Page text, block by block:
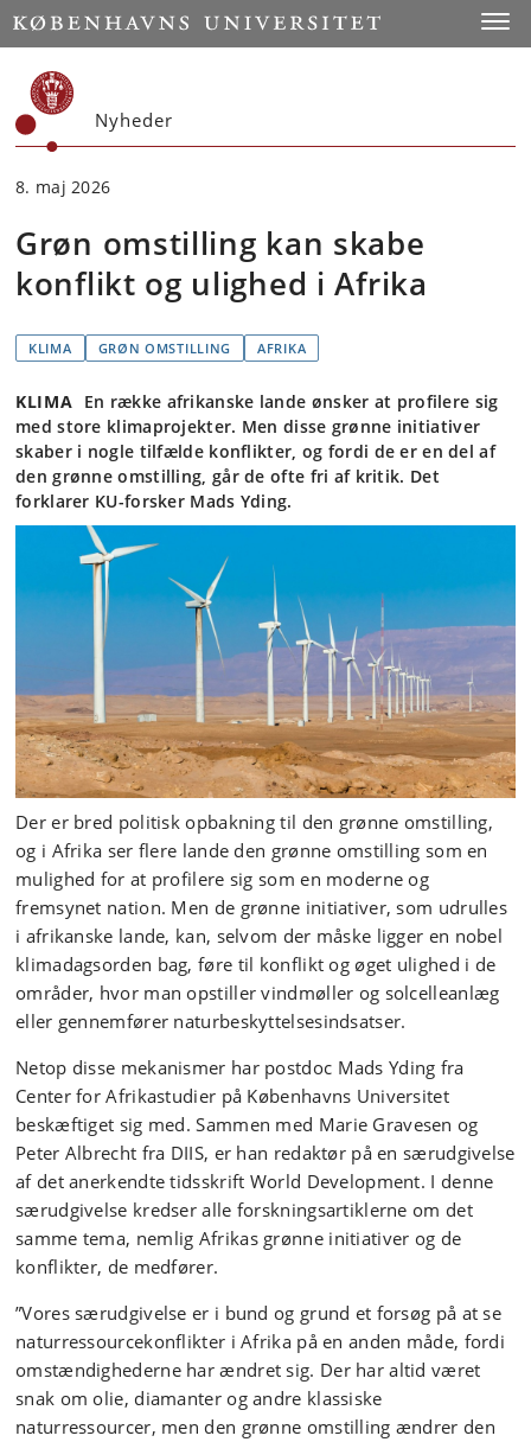
Start
Nyheder
8. maj 2026
Grøn omstilling kan skabe
konflikt og ulighed i Afrika
KLIMA GRØN OMSTILLING AFRIKA
KLIMA En række afrikanske lande ønsker at profilere sig
med store klimaprojekter. Men disse grønne initiativer
skaber i nogle tilfælde konflikter, og fordi de er en del af
den grønne omstilling, går de ofte fri af kritik. Det
forklarer KU-forsker Mads Yding.
Der er bred politisk opbakning til den grønne omstilling,
og i Afrika ser flere lande den grønne omstilling som en
mulighed for at profilere sig som en moderne og
fremsynet nation. Men de grønne initiativer, som udrulles
i afrikanske lande, kan, selvom der måske ligger en nobel
klimadagsorden bag, føre til konflikt og øget ulighed i de
områder, hvor man opstiller vindmøller og solcelleanlæg
eller gennemfører naturbeskyttelsesindsatser.
Netop disse mekanismer har postdoc Mads Yding fra
Center for Afrikastudier på Københavns Universitet
beskæftiget sig med. Sammen med Marie Gravesen og
Peter Albrecht fra DIIS, er han redaktør på en særudgivelse
af det anerkendte tidsskrift World Development. I denne
særudgivelse kredser alle forskningsartiklerne om det
samme tema, nemlig Afrikas grønne initiativer og de
konflikter, de medfører.
”Vores særudgivelse er i bund og grund et forsøg på at se
naturressourcekonflikter i Afrika på en anden måde, fordi
omstændighederne har ændret sig. Der har altid været
snak om olie, diamanter og andre klassiske
naturressourcer, men den grønne omstilling ændrer den